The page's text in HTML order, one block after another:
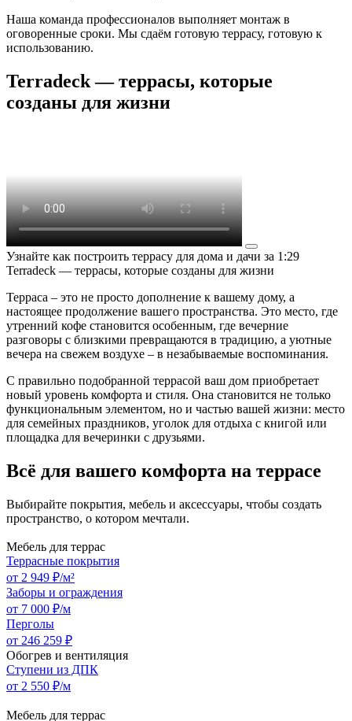
Наша команда профессионалов выполняет монтаж в
оговоренные сроки. Мы сдаём готовую террасу, готовую к
использованию.
Terradeck — террасы, которые
созданы для жизни
Узнайте как построить террасу для дома и дачи за 1:29
Terradeck — террасы, которые созданы для жизни
Терраса – это не просто дополнение к вашему дому, а
настоящее продолжение вашего пространства. Это место, где
утренний кофе становится особенным, где вечерние
разговоры с близкими превращаются в традицию, а уютные
вечера на свежем воздухе – в незабываемые воспоминания.
С правильно подобранной террасой ваш дом приобретает
новый уровень комфорта и стиля. Она становится не только
функциональным элементом, но и частью вашей жизни: место
для семейных праздников, уголок для отдыха с книгой или
площадка для вечеринки с друзьями.
Всё для вашего комфорта на террасе
Выбирайте покрытия, мебель и аксессуары, чтобы создать
пространство, о котором мечтали.
Мебель для террас
Террасные покрытия
от 2 949 ₽/м²
Заборы и ограждения
от 7 000 ₽/м
Перголы
от 246 259 ₽
Обогрев и вентиляция
Ступени из ДПК
от 2 550 ₽/м
Мебель для террас